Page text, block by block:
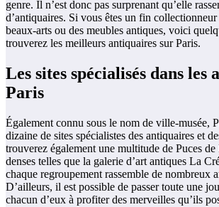
genre. Il n’est donc pas surprenant qu’elle
d’antiquaires. Si vous êtes un fin
beaux-arts ou des meubles antiques, voici
trouverez les meilleurs antiquaires sur Paris.
Les sites spécialisés dans les
Paris
Également connu sous le nom de ville-musée,
dizaine de sites spécialistes des antiquaires et
trouverez également une multitude de Puces de
denses telles que la galerie d’art antiques La
chaque regroupement rassemble de nombreux
D’ailleurs, il est possible de passer toute une
chacun d’eux à profiter des merveilles qu’ils